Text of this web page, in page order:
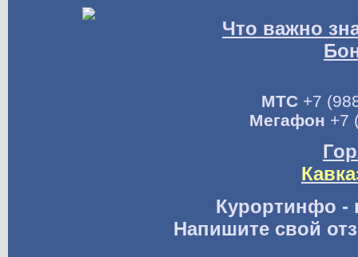
Что важно
МТС+7
Мегафон +7
Курортинфо -
Напишите свой